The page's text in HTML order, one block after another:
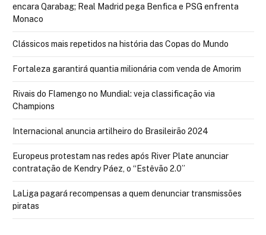
encara Qarabag; Real Madrid pega Benfica e PSG enfrenta
Monaco
Clássicos mais repetidos na história das Copas do Mundo
Fortaleza garantirá quantia milionária com venda de Amorim
Rivais do Flamengo no Mundial: veja classificação via
Champions
Internacional anuncia artilheiro do Brasileirão 2024
Europeus protestam nas redes após River Plate anunciar
contratação de Kendry Páez, o “Estêvão 2.0”
LaLiga pagará recompensas a quem denunciar transmissões
piratas